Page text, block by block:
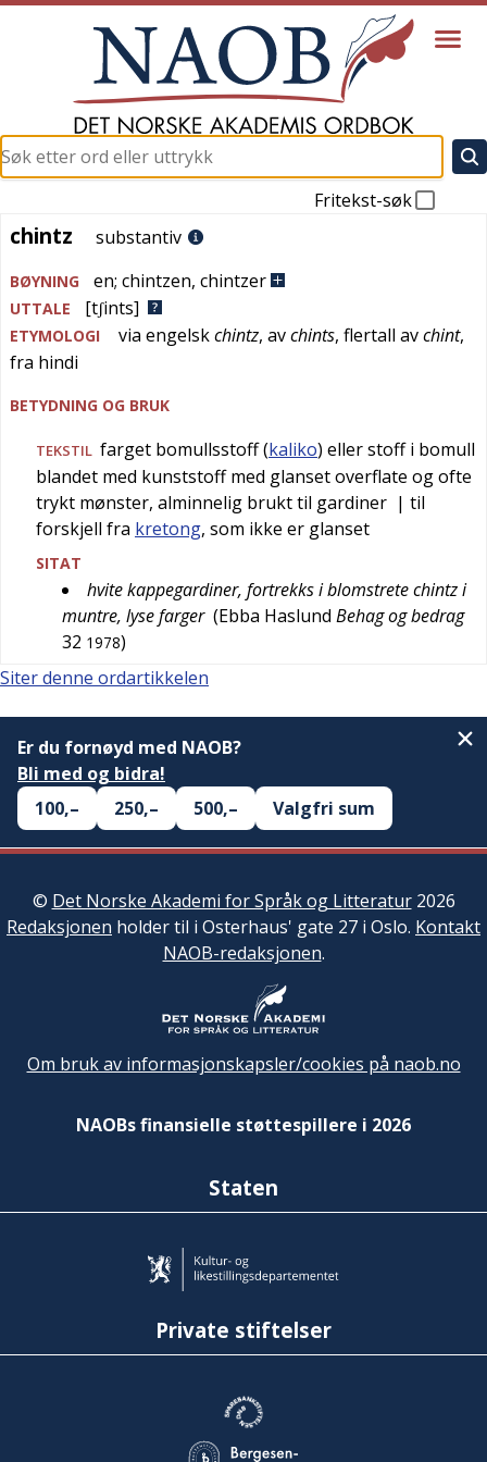
Fritekst-søk
chintz
chintz substantiv
BØYNING en; chintzen, chintzer
UTTALE [tʃints]
ETYMOLOGI via engelskchintz, avchints, flertall avchint,
fra hindi
BETYDNING OG BRUK
TEKSTIL farget bomullsstoff (kaliko) eller stoff i bomull
blandet med kunststoff med glanset overflate og ofte
trykt mønster, alminnelig brukt til gardiner | til
forskjell fra kretong, som ikke er glanset
SITAT
hvite kappegardiner, fortrekks i blomstrete chintz i
muntre, lyse farger (Ebba Haslund Behag og bedrag
32 1978)
Siter denne ordartikkelen
Er du fornøyd med NAOB?
Bli med og bidra!
100,–
250,– 500,– Valgfri sum
© Det Norske Akademi for Språk og Litteratur2026
Redaksjonen holder til i Osterhaus' gate 27 i Oslo. Kontakt
NAOB-redaksjonen.
Om bruk av informasjonskapsler/cookies på naob.no
NAOBs finansielle støttespillere i 2026
Staten
Private stiftelser